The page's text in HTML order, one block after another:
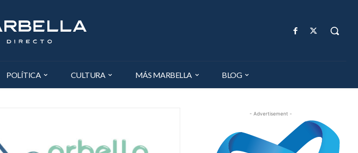
POLÍTICA CULTURA MÁS MARBELLA BLOG
- Advertisement -